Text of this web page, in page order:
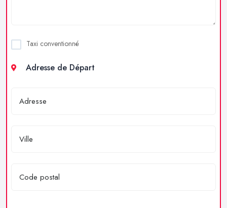
Taxi conventionné
Adresse de Départ